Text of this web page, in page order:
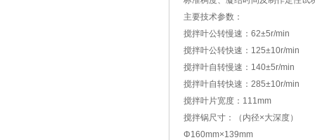
主要技术参数：
搅拌叶公转慢速：62±5r/min
搅拌叶公转快速：125±10r/min
搅拌叶自转慢速：140±5r/min
搅拌叶自转快速：285±10r/min
搅拌叶片宽度：111mm
搅拌锅尺寸：（内径×大深度）
Φ160mm×139mm